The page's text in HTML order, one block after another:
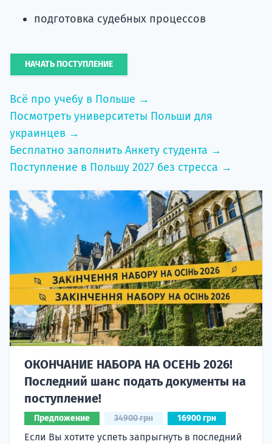
подготовка судебных процессов
НАЧАТЬ ПОСТУПЛЕНИЕ
Всё про учебу в Польше →
Посмотреть университеты Польши для
украинцев →
Бесплатно заполнить Анкету студента →
Поступление в Польшу 2027 без стресса →
ОКОНЧАНИЕ НАБОРА НА ОСЕНЬ 2026!
Последний шанс подать документы на
поступление!
Предложение 34900 грн 16900 грн
Если Вы хотите успеть запрыгнуть в последний